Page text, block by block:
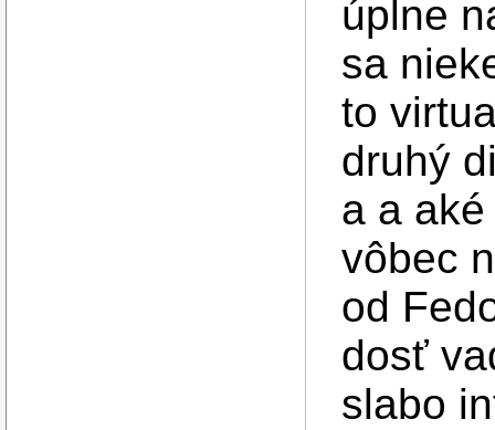
úplne
sa
to
druhý
a a
vôbec
od
dosť
slabo